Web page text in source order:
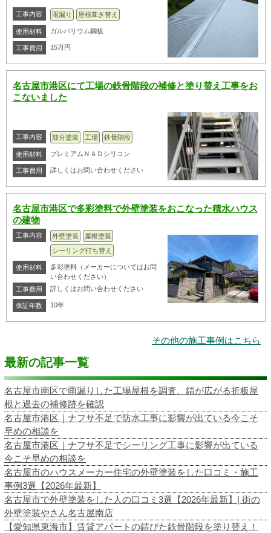
工事内容 雨漏り 屋根葺き替え
使用材料 ガルバリウム鋼板
工事費用 15万円
名古屋市港区にて工場の鉄骨階段の補修と塗り替え工事をお
こないました
工事内容 部分塗装 工場 鉄骨階段
使用材料 プレミアムＮＡＤシリコン
工事費用 詳しくはお問い合わせください
名古屋市港区で多彩塗料で外壁塗装をおこなった積水ハウス
の建物
工事内容 外壁塗装
屋根塗装
シーリング打ち替え
使用材料
多彩塗料（メーカーについてはお問
い合わせください）
工事費用
詳しくはお問い合わせください
保証年数 10年
その他の施工事例はこちら
最新の記事一覧
名古屋市南区で雨漏りした工場屋根を調査、錆が広がる折板屋
根と過去の補修跡を確認
名古屋市港区｜ナフサ不足で防水工事に影響が出ている今こそ
早めの相談を
名古屋市港区｜ナフサ不足でシーリング工事に影響が出ている
今こそ早めの相談を
名古屋市のハウスメーカー住宅の外壁塗装をした口コミ・施工
事例3選【2026年最新】
名古屋市で外壁塗装をした人の口コミ3選【2026年最新】| 街の
外壁塗装やさん名古屋南店
【愛知県東海市】賃貸アパートの錆びた鉄骨階段を塗り替え！